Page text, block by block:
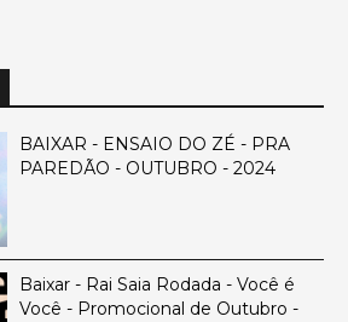
BAIXAR - ENSAIO DO ZÉ - PRA
PAREDÃO - OUTUBRO - 2024
Baixar - Rai Saia Rodada - Você é
Você - Promocional de Outubro -